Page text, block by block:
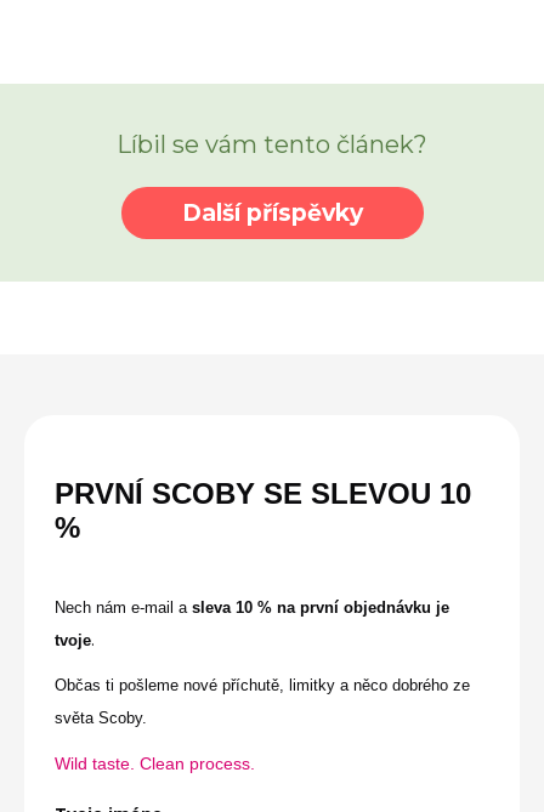
Líbil se vám tento článek?
Další příspěvky
PRVNÍ SCOBY SE SLEVOU 10
%
Nech nám e-mail a sleva 10 % na první objednávku je
tvoje.
Občas ti pošleme nové příchutě, limitky a něco dobrého ze
světa Scoby.
Wild taste. Clean process.